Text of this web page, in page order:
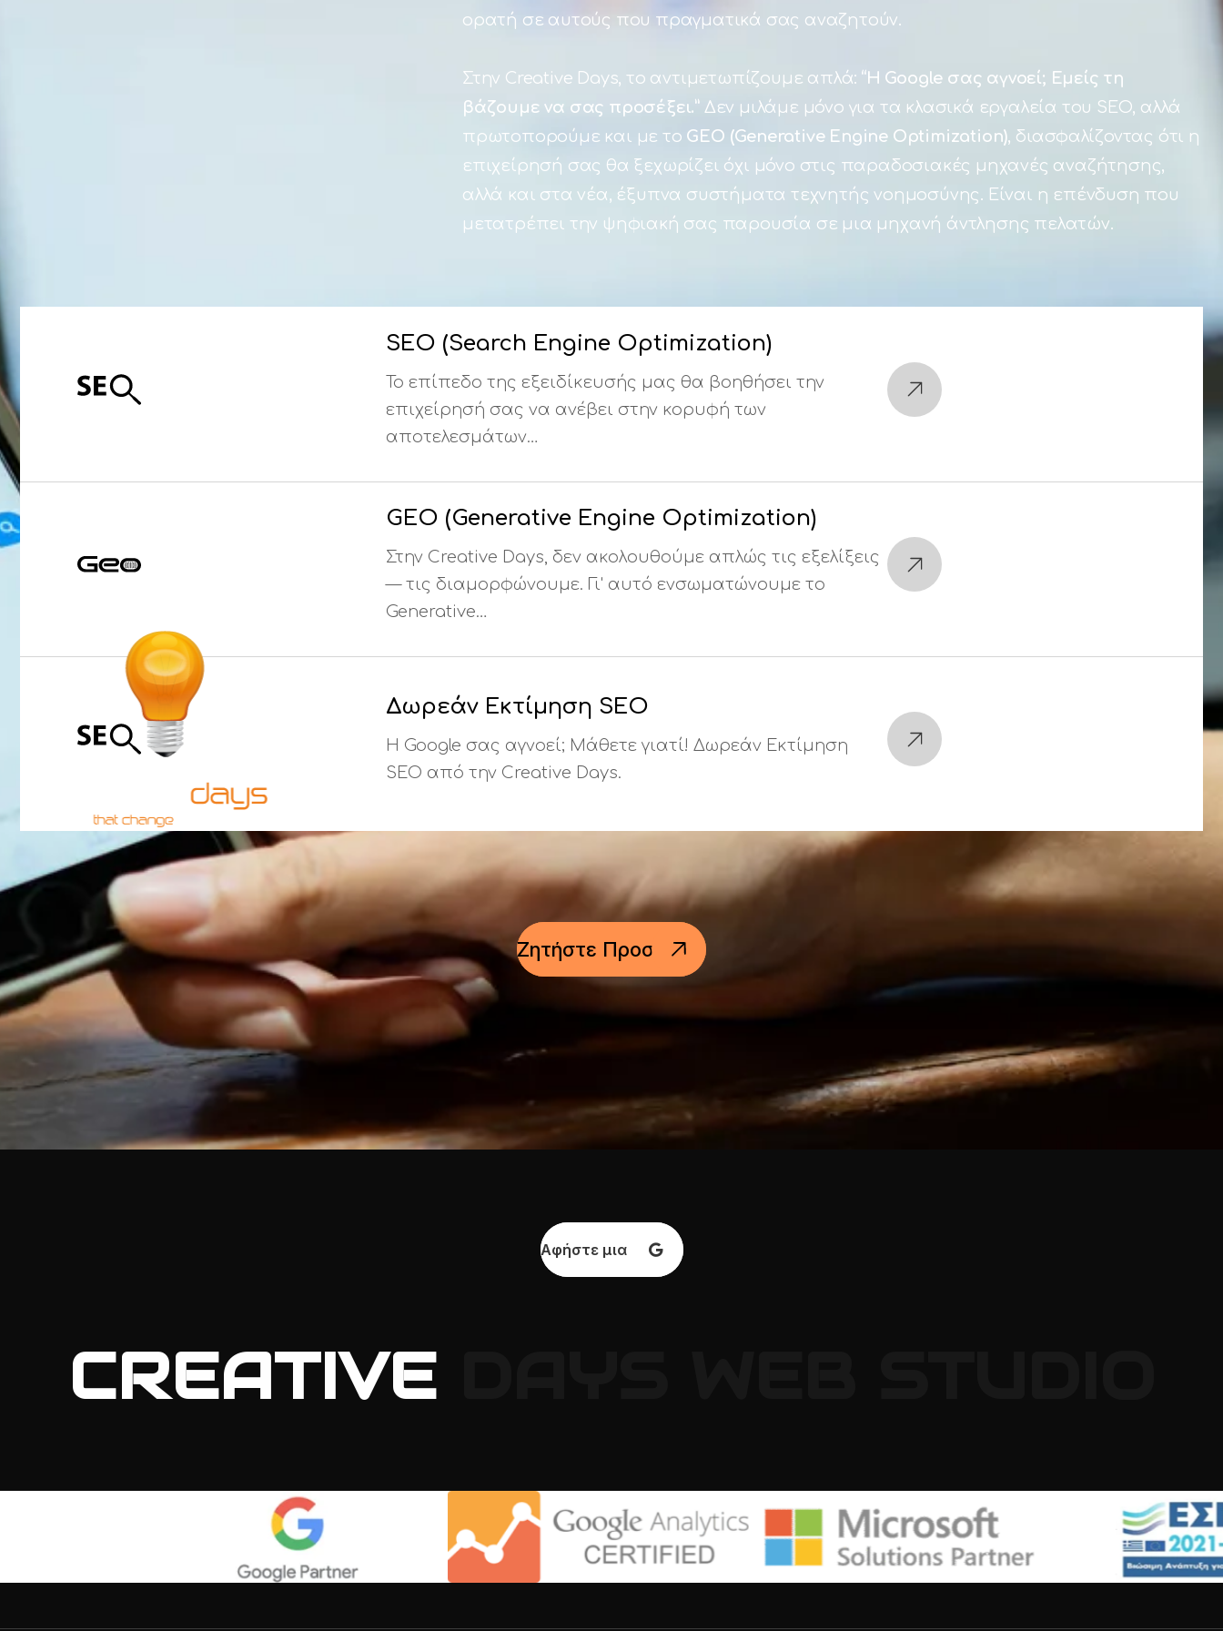
ορατή σε αυτούς που πραγματικά σας αναζητούν.
Στην Creative Days, το αντιμετωπίζουμε απλά:“Η Google σας αγνοεί; Εμείς τη
βάζουμε να σας προσέξει.” Δεν μιλάμε μόνο για τα κλασικά εργαλεία του SEO, αλλά
πρωτοπορούμε και με το GEO (Generative Engine Optimization), διασφαλίζοντας ότι η
επιχείρησή σας θα ξεχωρίζει όχι μόνο στις παραδοσιακές μηχανές αναζήτησης,
αλλά και στα νέα, έξυπνα συστήματα τεχνητής νοημοσύνης. Είναι η επένδυση που
μετατρέπει την ψηφιακή σας παρουσία σε μια μηχανή άντλησης πελατών.
SEO (Search Engine Optimization)
Το επίπεδο της εξειδίκευσής μας θα βοηθήσει την
επιχείρησή σας να ανέβει στην κορυφή των
αποτελεσμάτων…
GEO (Generative Engine Optimization)
Στην Creative Days, δεν ακολουθούμε απλώς τις εξελίξεις
— τις διαμορφώνουμε. Γι' αυτό ενσωματώνουμε το
Generative…
Δωρεάν Εκτίμηση SEO
Η Google σας αγνοεί; Μάθετε γιατί! Δωρεάν Εκτίμηση
SEO από την Creative Days.
Ζητήστε Προσφορά
Αφήστε μια κριτική
CREATIVE
434378
Ι.ΤΣΑΛΟΥΧΊΔΗ 16-20, ΘΕΣΣΑΛΟΝΊΚΗ 54248